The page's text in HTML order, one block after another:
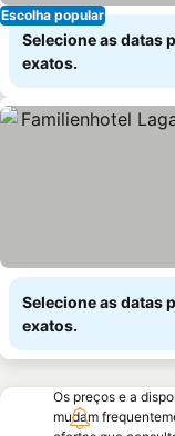
Escolha popular
Selecione as datas
exatos.
Selecione as datas
exatos.
Os preços e a
mudam